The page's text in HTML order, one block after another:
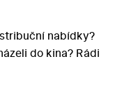
nabídky?
do kina? Rádi